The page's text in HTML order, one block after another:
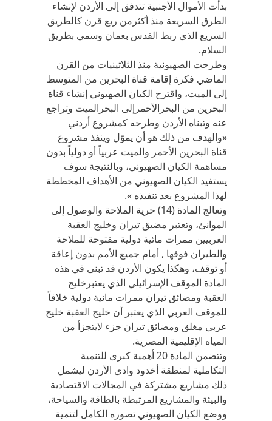
بدأت الأموال الأجنبية تتدفق إلى الأردن لإنشاء
الطرق السريعة منذ أكثرمن ربع قرن كالطريق
السريع الذي ربط القدس بعمان وسمي بطريق
السلام.
وطرحت الصهيونية منذ الثلاثينيات من القرن
الماضي فكرة إقامة قناة البحرين من المتوسط
إلى الميت، واقترح الكيان الصهيوني إنشاء قناة
البحرين من البحرالأحمرإلى البحرالميت وتراجع
عنه وتبناه الأردن وطرحه كمشروع أردني
«والهدف من ذلك هو أن يموّل وينفذ مشروع
قناة البحرين الأحمر والميت عربياً أو دولياً بدون
مساهمة الكيان الصهيوني، وبالنتيجة سوف
يستفيد الكيان الصهيوني من الأهداف المخططة
لهذا المشروع بعد تنفيذه ».
وتعالج المادة (14) حرية الملاحة والوصول إلى
الموانئ، وتعتبر مضيق تيران وخليج العقبة
العربيين ممرات مائية دولية مفتوحة للملاحة
والطيران فوقها , أمام جميع الأمم بدون إعاقة
أو توقف، وهكذا يكون الأردن قد تبنى في هذه
المادة الموقف الإسرائيلي الذي يعتبرخليج
العقبة ومضائق تيران ممرات مائية دولية خلافاً
للموقف العربي الذي يعتبر أن خليج العقبة خليج
عربي مغلق ومضائق تيران جزء لايتجزأ من
المياه الإقليمية المصرية.
وتتضمن المادة 20 أهمية كبرى للتنمية
التكاملية لمنطقة أخدود وادي الأردن ليشمل
ذلك مشاريع مشتركة في المجالات الاقتصادية
والبيئة والمشاريع المرتبطة بالطاقة والسياحة،
ووضع الكيان الصهيوني تصوره الكامل لتنمية